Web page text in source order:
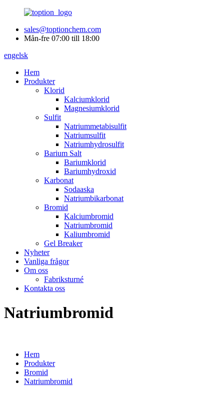
sales@toptionchem.com
Mån-fre 07:00 till 18:00
engelsk
Hem
Produkter
Klorid
Kalciumklorid
Magnesiumklorid
Sulfit
Natriummetabisulfit
Natriumsulfit
Natriumhydrosulfit
Barium Salt
Bariumklorid
Bariumhydroxid
Karbonat
Sodaaska
Natriumbikarbonat
Bromid
Kalciumbromid
Natriumbromid
Kaliumbromid
Gel Breaker
Nyheter
Vanliga frågor
Om oss
Fabriksturné
Kontakta oss
Natriumbromid
Hem
Produkter
Bromid
Natriumbromid